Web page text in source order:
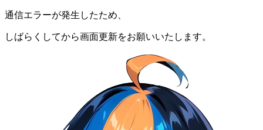
通信エラーが発生したため、
しばらくしてから画面更新をお願いいたします。